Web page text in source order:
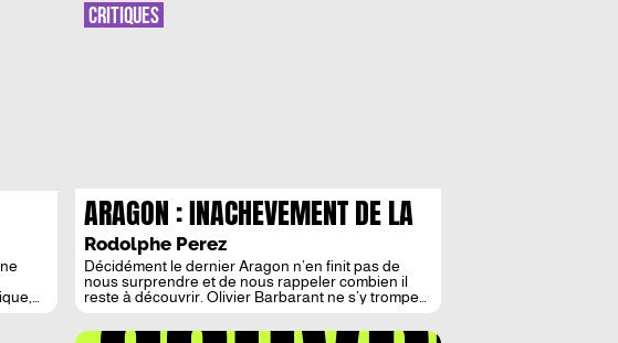
ARAGON : INACHEVEMENT DE LA
PAROLE, ETERNITE DU POETE
Rodolphe Perez
Décidément le dernier Aragon n’en finit pas de
nous surprendre et de nous rappeler combien il
reste à découvrir. Olivier Barbarant ne s’y trompe
autres poèmes, si beau recueil réédité par les
CRITIQUES